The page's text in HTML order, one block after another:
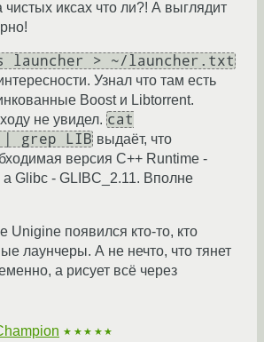
чистых иксах что ли?! А выглядит
launcher > ~/launcher.txt
Узнал что там есть
Boost и Libtorrent.
не увидел. cat
grep LIB выдаёт, что
версия C++ Runtime -
Glibc - GLIBC_2.11. Вполне
Unigine появился кто-то, кто
лаунчеры. А не нечто, что тянет
а рисует всё через
★★★★★